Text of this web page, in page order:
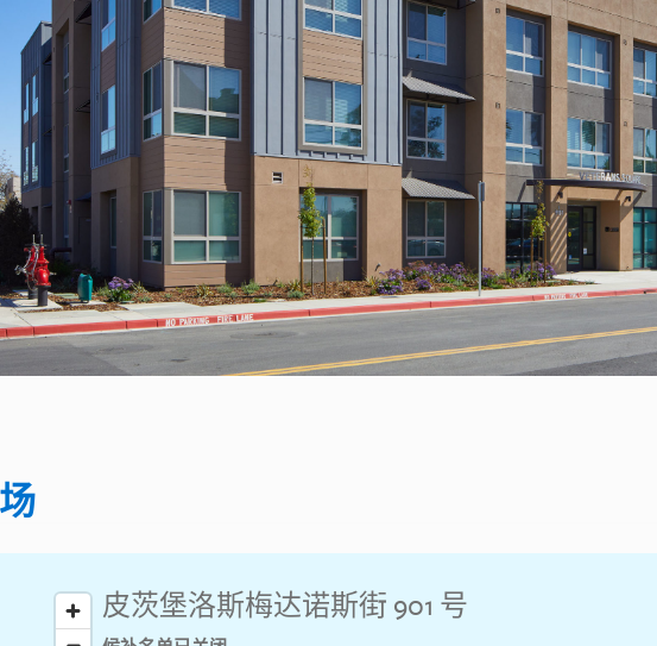
皮茨堡洛斯梅达诺斯街 901 号